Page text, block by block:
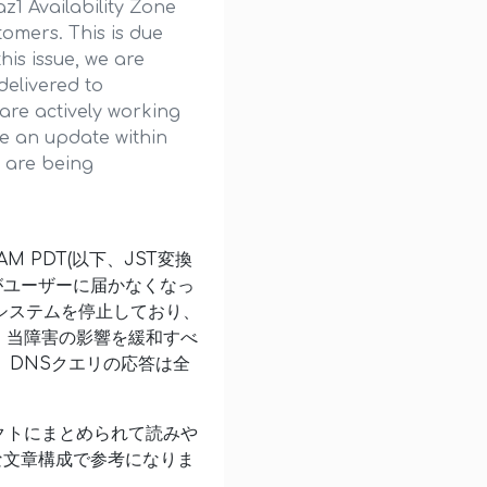
Availability Zone
This is due
issue, we are
to
actively working
an update within
are being
PDT(以下、JST変換
ーザーに届かなくなっ
テムを停止しており、
障害の影響を緩和すべ
DNSクエリの応答は全
にまとめられて読みや
章構成で参考になりま